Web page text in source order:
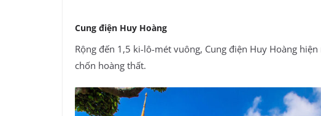
Cung điện Huy Hoàng
Rộng đến 1,5 ki-lô-mét vuông, Cung điện Huy Hoàng
chốn hoàng thất.